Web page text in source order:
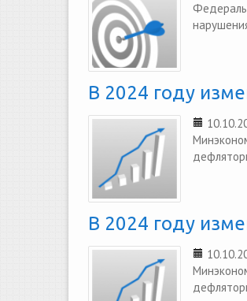
В 2024 году
В 2024 году